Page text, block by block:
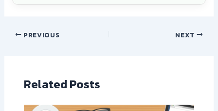
PREVIOUS NEXT
Related Posts